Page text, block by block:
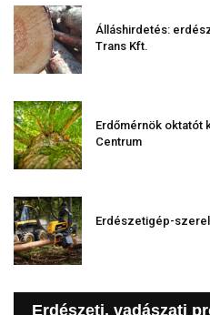
Álláshirdetés:
Trans Kft.
Erdőmérnök oktatót
Centrum
Erdészetigép-
Erdészeti, vadászati